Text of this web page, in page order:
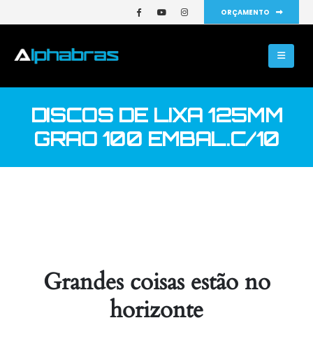
ORÇAMENTO
DISCOS DE LIXA 125MM
GRAO 100 EMBAL.C/10
Grandes coisas estão no
horizonte